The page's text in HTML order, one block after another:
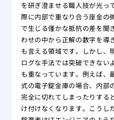
を研ぎ澄ませる職人技が光っ
際に内部で重なり合う座金の
で生じる僅かな抵抗の差を聞
わせの中から正解の数字を導
も言える領域です。しかし、
ログな手法では突破できない
も重なっています。例えば、
式の電子錠金庫の場合、内部
完全に切れてしまったりする
け付けなくなります。こうし